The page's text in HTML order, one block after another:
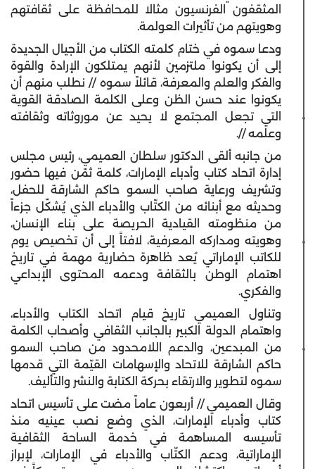
المثقفون الفرنسيون مثالا للمحافظة على ثقافتهم
وهويتهم من تأثيرات العولمة.
ودعا سموه في ختام كلمته الكتاب من الأجيال الجديدة
إلى أن يكونوا ملتزمين لأنهم يمتلكون الإرادة والقوة
والفكر والعلم والمعرفة، قائلاً سموه // نطلب منهم أن
يكونوا عند حسن الظن وعلى الكلمة الصادقة القوية
التي تجعل المجتمع لا يحيد عن موروثاته وثقافته
وعلمه //.
من جانبه ألقى الدكتور سلطان العميمي، رئيس مجلس
إدارة اتحاد كتاب وأدباء الإمارات، كلمة ثمّن فيها حضور
وتشريف ورعاية صاحب السمو حاكم الشارقة للحفل،
وحديثه مع أبنائه من الكتّاب والأدباء الذي يُشكّل جزءاً
من منظومته القيادية الحريصة على بناء الإنسان،
وهويته ومداركه المعرفية، لافتاً إلى أن تخصيص يوم
للكاتب الإماراتي يُعد ظاهرة حضارية مهمة في تاريخ
اهتمام الوطن بالثقافة ودعمه المحتوى الإبداعي
والفكري.
وتناول العميمي تاريخ قيام اتحاد الكتاب والأدباء،
واهتمام الدولة الكبير بالجانب الثقافي وأصحاب الكلمة
من المبدعين، والدعم اللامحدود من صاحب السمو
حاكم الشارقة للاتحاد والإسهامات القيّمة التي قدمها
سموه لتطوير والارتقاء بحركة الكتابة والنشر والتأليف.
وقال العميمي // أربعون عاماً مضت على تأسيس اتحاد
كتاب وأدباء الإمارات، الذي وضع نصب عينيه منذ
تأسيسه المساهمة في خدمة الساحة الثقافية
الإماراتية، ودعم الكتّاب والأدباء في الإمارات، لإبراز